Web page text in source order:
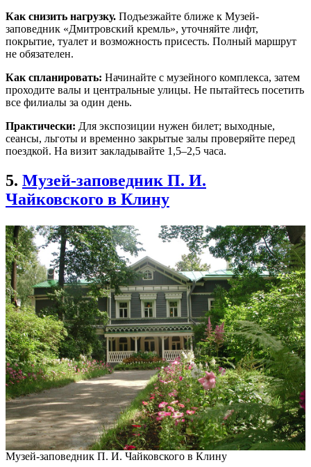
Как снизить нагрузку. Подъезжайте ближе к Музей-
заповедник «Дмитровский кремль», уточняйте лифт,
покрытие, туалет и возможность присесть. Полный маршрут
не обязателен.
Как спланировать: Начинайте с музейного комплекса, затем
проходите валы и центральные улицы. Не пытайтесь посетить
все филиалы за один день.
Практически: Для экспозиции нужен билет; выходные,
сеансы, льготы и временно закрытые залы проверяйте перед
поездкой. На визит закладывайте 1,5–2,5 часа.
5. Музей-заповедник П. И.
Чайковского в Клину
Музей-заповедник П. И. Чайковского в Клину